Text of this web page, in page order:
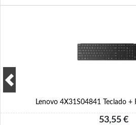
Lenovo 4X31S04841 Teclado
53,55 €